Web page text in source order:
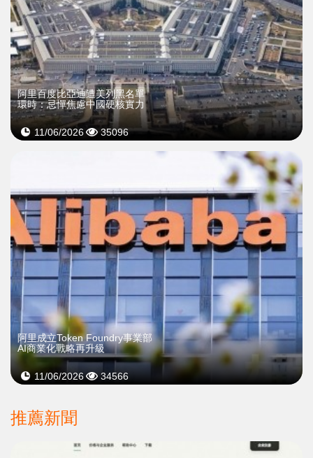
阿里百度比亞迪遭美列黑名單
環時：忌憚焦慮中國硬核實力
11/06/2026 35096
阿里成立Token Foundry事業部
AI商業化戰略再升級
11/06/2026 34566
推薦新聞